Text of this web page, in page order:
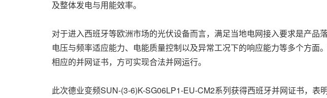
及整体发电与用能效率。
对于进入西班牙等欧洲市场的光伏设备而言，满足当地电网接入要求是产品
电压与频率适应能力、电能质量控制以及异常工况下的响应能力等多个方
相应的并网证书，方可实现合法并网运行。
此次德业变频SUN-(3-6)K-SG06LP1-EU-CM2系列获得西班牙并网证书，